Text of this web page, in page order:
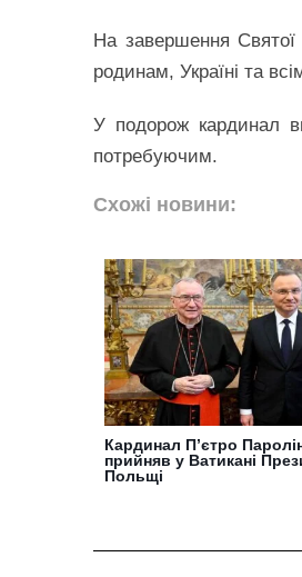
На завершення Святої
родинам, Україні та
У подорож кардинал
потребуючим.
Схожі новини:
Кардинал П’єтро
прийняв у Ватикані
Польщі